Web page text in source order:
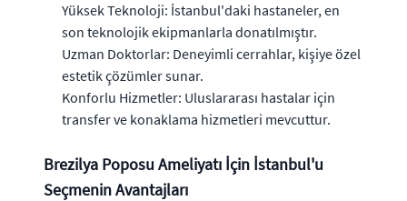
Yüksek Teknoloji: İstanbul'daki hastaneler, en
son teknolojik ekipmanlarla donatılmıştır.
Uzman Doktorlar: Deneyimli cerrahlar, kişiye özel
estetik çözümler sunar.
Konforlu Hizmetler: Uluslararası hastalar için
transfer ve konaklama hizmetleri mevcuttur.
Brezilya Poposu Ameliyatı İçin İstanbul'u
Seçmenin Avantajları